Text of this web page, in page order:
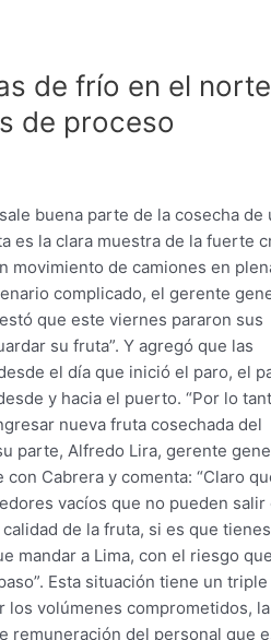
de frío en el
de proceso
buena parte de la cosecha de
es la clara muestra de la fuerte
movimiento de camiones en
complicado, el gerente
que este viernes pararon sus
su fruta”. Y agregó que las
el día que inició el paro, el
y hacia el puerto. “Por lo
nueva fruta cosechada del
parte, Alfredo Lira, gerente
Cabrera y comenta: “Claro
vacíos que no pueden salir
de la fruta, si es que
mandar a Lima, con el riesgo
Esta situación tiene un triple
los volúmenes comprometidos, la
remuneración del personal que